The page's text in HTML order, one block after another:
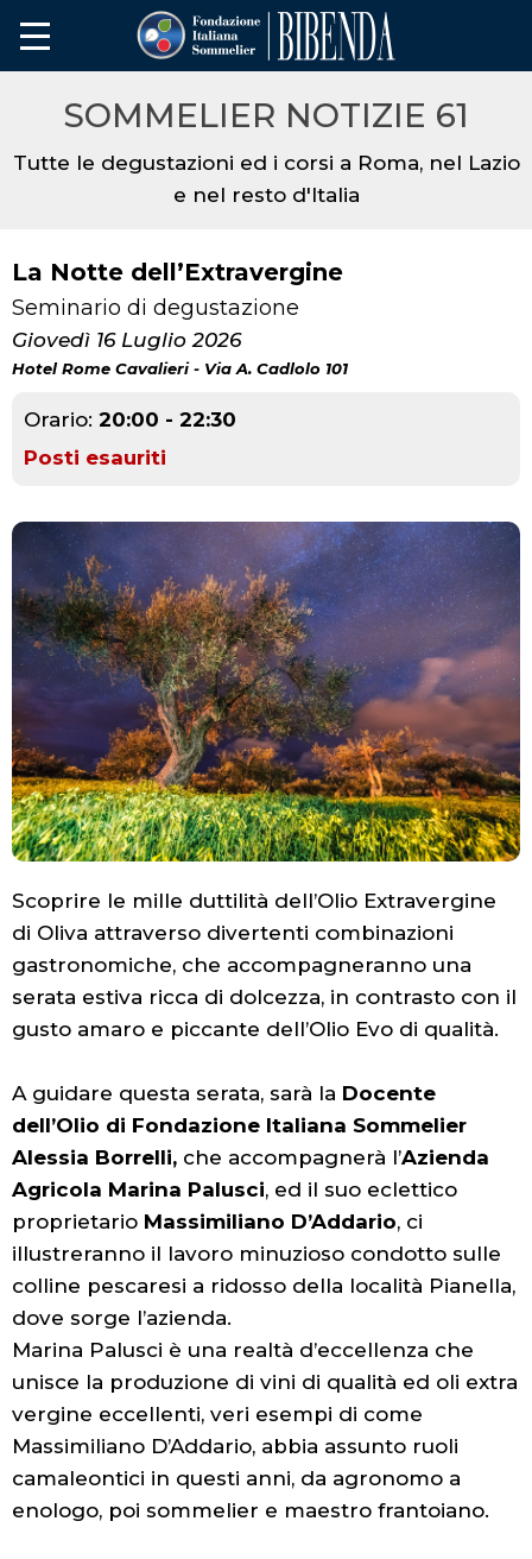
SOMMELIER NOTIZIE 61
Tutte le degustazioni ed i corsi a Roma, nel Lazio
e nel resto d'Italia
La Notte dell’Extravergine
Seminario di degustazione
Giovedì 16 Luglio 2026
Hotel Rome Cavalieri - Via A. Cadlolo 101
Orario: 20:00 - 22:30
Posti esauriti
Scoprire le mille duttilità dell’Olio Extravergine
di Oliva attraverso divertenti combinazioni
gastronomiche, che accompagneranno una
serata estiva ricca di dolcezza, in contrasto con il
gusto amaro e piccante dell’Olio Evo di qualità.
A guidare questa serata, sarà la Docente
dell’Olio di Fondazione Italiana Sommelier
Alessia Borrelli, che accompagnerà l’Azienda
Agricola Marina Palusci, ed il suo eclettico
proprietario Massimiliano D’Addario, ci
illustreranno il lavoro minuzioso condotto sulle
colline pescaresi a ridosso della località Pianella,
dove sorge l’azienda.
Marina Palusci è una realtà d’eccellenza che
unisce la produzione di vini di qualità ed oli extra
vergine eccellenti, veri esempi di come
Massimiliano D’Addario, abbia assunto ruoli
camaleontici in questi anni, da agronomo a
enologo, poi sommelier e maestro frantoiano.